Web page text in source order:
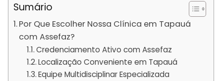
Sumário
Por Que Escolher Nossa Clínica em Tapauá
com Assefaz?
Credenciamento Ativo com Assefaz
Localização Conveniente em Tapauá
Equipe Multidisciplinar Especializada